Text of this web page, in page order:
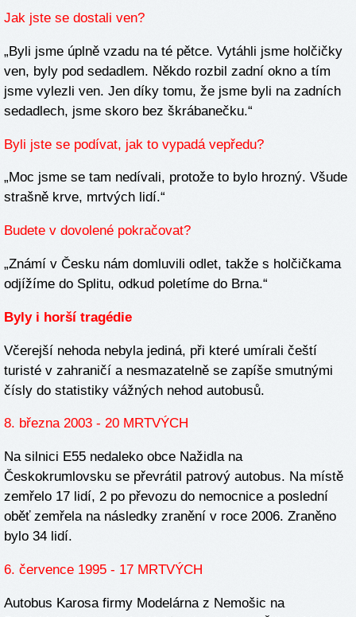
Jak jste se dostali ven?
„Byli jsme úplně vzadu na té pětce. Vytáhli jsme holčičky
ven, byly pod sedadlem. Někdo rozbil zadní okno a tím
jsme vylezli ven. Jen díky tomu, že jsme byli na zadních
sedadlech, jsme skoro bez škrábanečku.“
Byli jste se podívat, jak to vypadá vepředu?
„Moc jsme se tam nedívali, protože to bylo hrozný. Všude
strašně krve, mrtvých lidí.“
Budete v dovolené pokračovat?
„Známí v Česku nám domluvili odlet, takže s holčičkama
odjížíme do Splitu, odkud poletíme do Brna.“
Byly i horší tragédie
Včerejší nehoda nebyla jediná, při které umírali čeští
turisté v zahraničí a nesmazatelně se zapíše smutnými
čísly do statistiky vážných nehod autobusů.
8. března 2003 - 20 MRTVÝCH
Na silnici E55 nedaleko obce Nažidla na
Českokrumlovsku se převrátil patrový autobus. Na místě
zemřelo 17 lidí, 2 po převozu do nemocnice a poslední
oběť zemřela na následky zranění v roce 2006. Zraněno
bylo 34 lidí.
6. července 1995 - 17 MRTVÝCH
Autobus Karosa firmy Modelárna z Nemošic na